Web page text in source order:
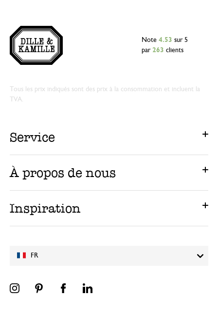
FR
Note 4.53 sur 5
par 263 clients
Tous les prix indiqués sont des prix à la consommation et incluent la
TVA.
Service
À propos de nous
Inspiration